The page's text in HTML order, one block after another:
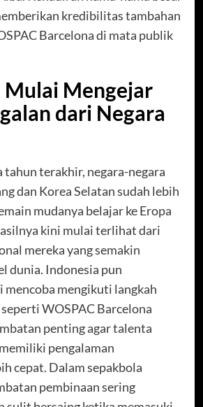
kredibilitas tambahan
Barcelona di mata publik
Mulai Mengejar
dari Negara
tahun terakhir, negara-negara
dan Korea Selatan sudah lebih
mudanya belajar ke Eropa
kini mulai terlihat dari
mereka yang semakin
dunia. Indonesia pun
mencoba mengikuti langkah
WOSPAC Barcelona
penting agar talenta
pengalaman
cepat. Dalam sepakbola
pembinaan sering